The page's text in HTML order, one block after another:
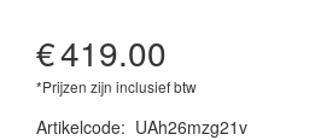
€419.00
*Prijzen zijn inclusief btw
Artikelcode: UAh26mzg21v